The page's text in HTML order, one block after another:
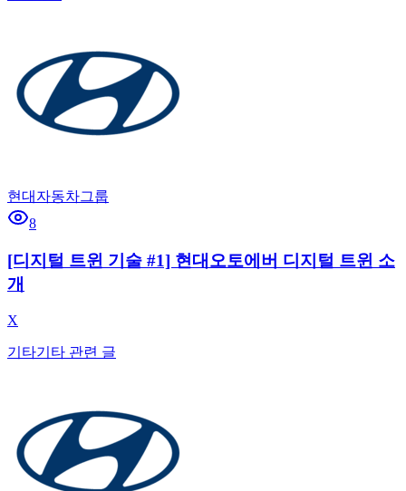
현대자동차그룹
8
[디지털 트윈 기술 #1] 현대오토에버 디지털 트윈 소
개
X
기타기타 관련 글